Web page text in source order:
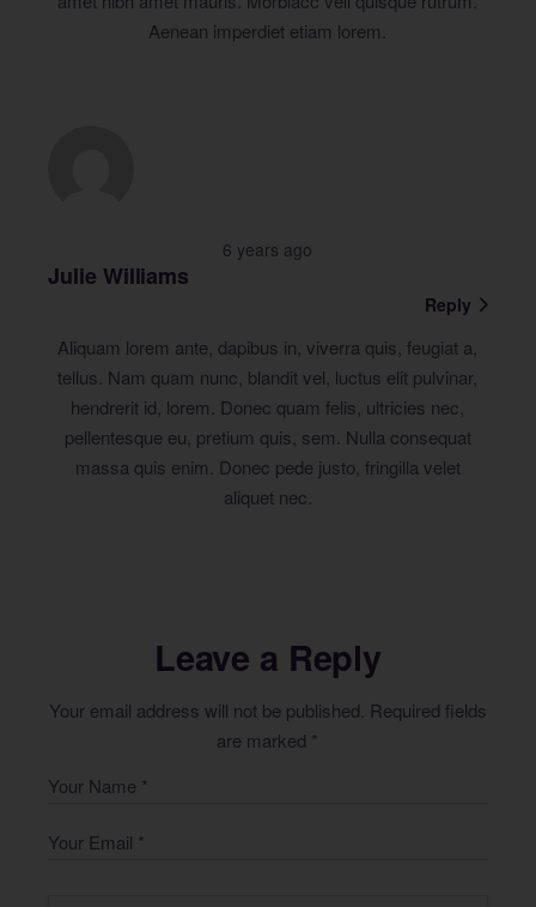
Aenean imperdiet etiam lorem.
6 years ago
Julie Williams
Reply
Aliquam lorem ante, dapibus in, viverra quis, feugiat a,
tellus. Nam quam nunc, blandit vel, luctus elit pulvinar,
hendrerit id, lorem. Donec quam felis, ultricies nec,
pellentesque eu, pretium quis, sem. Nulla consequat
massa quis enim. Donec pede justo, fringilla velet
aliquet nec.
Leave a Reply
Your email address will not be published. Required fields
are marked *